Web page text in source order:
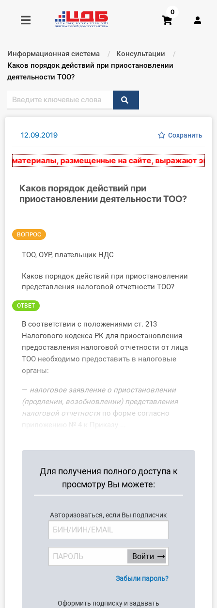
Получить консультацию
Главная ИС
Консультации
Правовая база
Инструменты
Вебинары
Справочник бухгалтера
Участник ВЭД
Практика ИП
Кадры. Труд. Зарплата.
Учет по отраслям
Юридический помощник
бухгалтера
0
Информационная система
Консультации
Текущий:
Каков порядок действий при приостановлении
деятельности ТОО?
12.09.2019 Сохранить
размещенные на сайте, выражают
Каков порядок действий при
приостановлении деятельности ТОО?
ВОПРОС
ТОО, ОУР, плательщик НДС
Каков порядок действий при приостановлении
представления налоговой отчетности ТОО?
ОТВЕТ
В соответствии с положениями ст. 213
Налогового кодекса РК для приостановления
предоставления налоговой отчетности от лица
ТОО необходимо предоставить в налоговые
органы:
— налоговое заявление о приостановлении
(продлении, возобновлении) представления
налоговой отчетности по форме согласно
приложению № 4 к Приказу ...
Для получения полного доступа к
просмотру Вы можете:
Авторизоваться, если Вы подписчик
Забыли пароль?
Оформить подписку и задавать